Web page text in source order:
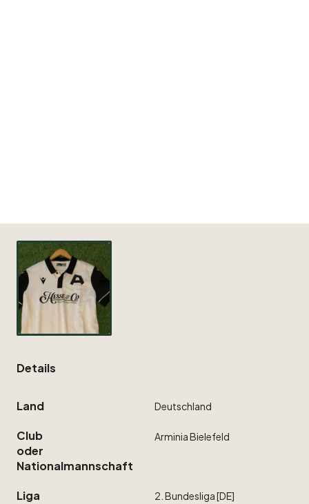
Details
Land Deutschland
Club
oder
Nationalmannschaft
ArminiaBielefeld
Liga 2. Bundesliga[DE]